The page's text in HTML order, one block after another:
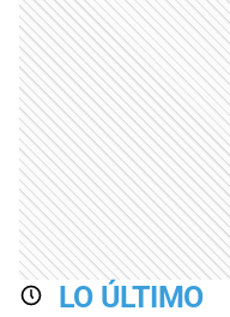
LO ÚLTIMO